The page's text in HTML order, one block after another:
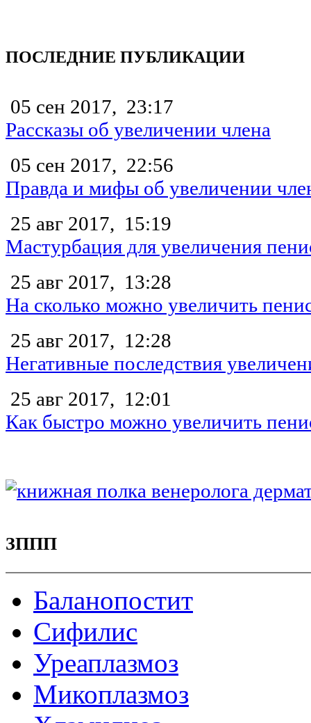
ПОСЛЕДНИЕ ПУБЛИКАЦИИ
05 сен 2017, 23:17
Рассказы об увеличении члена
05 сен 2017, 22:56
Правда и мифы об увеличении
25 авг 2017, 15:19
Мастурбация для увеличения
25 авг 2017, 13:28
На сколько можно увеличить
25 авг 2017, 12:28
Негативные последствия
25 авг 2017, 12:01
Как быстро можно увеличить
ЗППП
Баланопостит
Сифилис
Уреаплазмоз
Микоплазмоз